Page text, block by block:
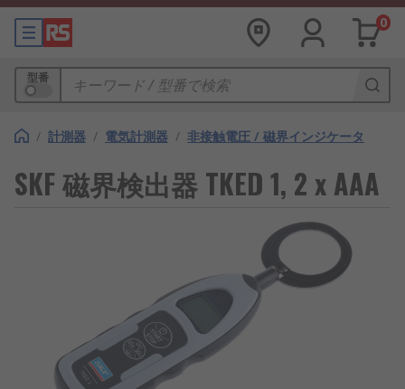
0
型番
/ 計測器 / 電気計測器 / 非接触電圧 / 磁界インジケータ
SKF 磁界検出器 TKED 1, 2 x AAA